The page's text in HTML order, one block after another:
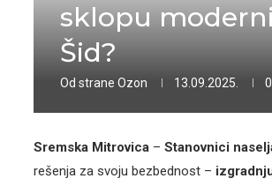
sklopu
Šid?
Od strane Ozon 13.09.2025.
Sremska Mitrovica– Stanovnici
rešenja za svoju bezbednost –